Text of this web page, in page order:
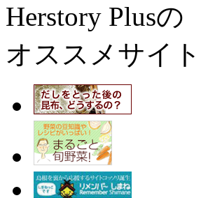
Herstory Plusの
オススメサイト